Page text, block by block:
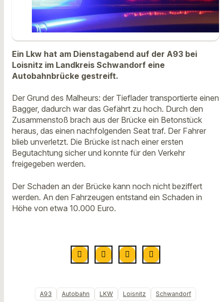
Ein Lkw hat am Dienstagabend auf der A93 bei
Loisnitz im Landkreis Schwandorf eine
Autobahnbrücke gestreift.
Der Grund des Malheurs: der Tieflader transportierte einen
Bagger, dadurch war das Gefährt zu hoch. Durch den
Zusammenstoß brach aus der Brücke ein Betonstück
heraus, das einen nachfolgenden Seat traf. Der Fahrer
blieb unverletzt. Die Brücke ist nach einer ersten
Begutachtung sicher und konnte für den Verkehr
freigegeben werden.
Der Schaden an der Brücke kann noch nicht beziffert
werden. An den Fahrzeugen entstand ein Schaden in
Höhe von etwa 10.000 Euro.
A93 Autobahn LKW Loisnitz Schwandorf